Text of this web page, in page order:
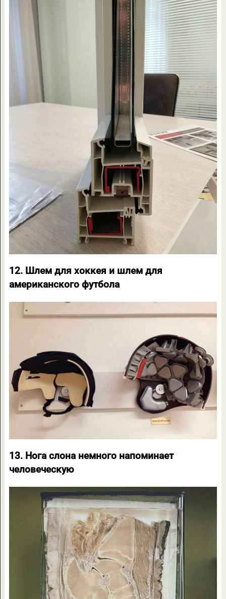
12. Шлем для хоккея и шлем для
американского футбола
13. Нога слона немного напоминает
человеческую